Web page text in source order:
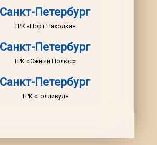
Санкт-Петербург
ТРК «Порт Находка»
Санкт-Петербург
ТРК «Южный Полюс»
Санкт-Петербург
ТРК «Голливуд»